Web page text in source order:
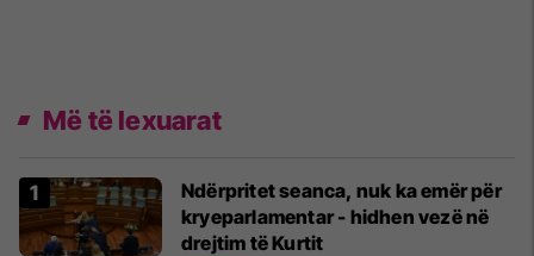
Më të lexuarat
Ndërpritet seanca, nuk ka emër për
kryeparlamentar - hidhen vezë në
drejtim të Kurtit